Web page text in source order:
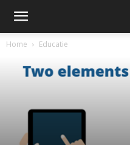
Home Educatie